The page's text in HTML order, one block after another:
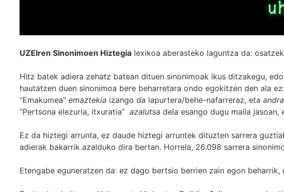
UZEIren Sinonimoen Hiztegia lexikoa aberasteko laguntza da:
Hitz batek adiera zehatz batean dituen sinonimoak ikus ditzakegu,
hautatzen duen sinonimoa bere beharretara ondo egokitzen den ala
“Emakumea” emaztekia izango da lapurtera/behe-nafarreraz, eta
“Pertsona elezuria, itxuratia” azalutsa dela esango dugu maila jasoan,
Ez da hiztegi arrunta, ez daude hiztegi arruntek dituzten sarrera
adierak bakarrik azalduko dira bertan. Horrela, 26.098 sarrera
Etengabe eguneratzen da: ez dago bertsio berrien zain egon